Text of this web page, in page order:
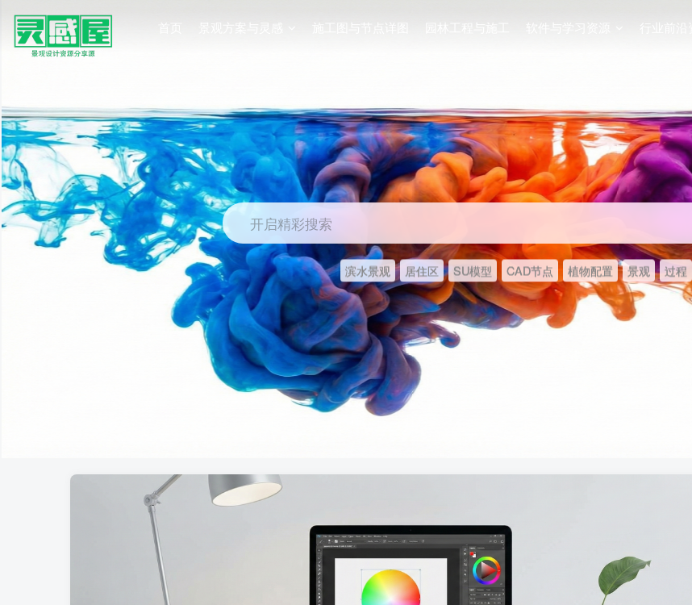
首页 景观方案与灵感 施工图与节点详图 园林工程与施工 软件与学习资源 行业前沿
开启精彩搜索
滨水景观 居住区 SU模型 CAD节点 植物配置 景观 过程